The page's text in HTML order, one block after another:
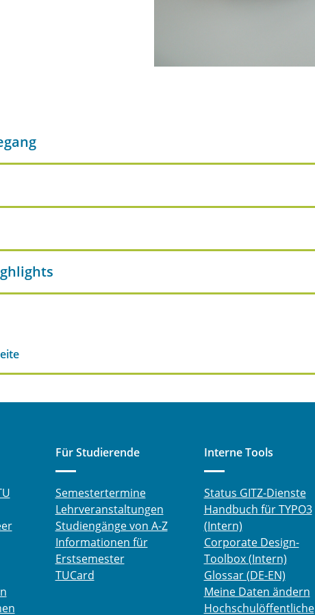
Für Studierende
Semestertermine
Lehrveranstaltungen
Studiengänge von A-Z
Informationen für
Erstsemester
TUCard
Interne Tools
Status GITZ-Dienste
Handbuch für TYPO3
(Intern)
Corporate Design-
Toolbox (Intern)
Glossar (DE-EN)
Meine Daten ändern
Hochschulöffentliche